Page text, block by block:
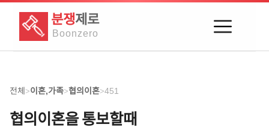
분쟁제로
Boonzero
전체>이혼,가족>협의이혼>451
협의이혼을 통보할때